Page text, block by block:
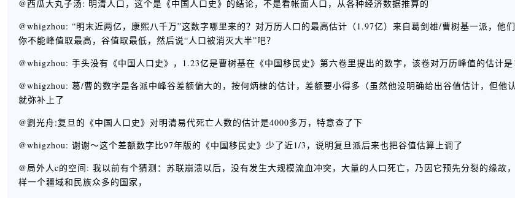
@西瓜大丸子汤: 明清人口，这个是《中国人口史》的结论，不是看帐面人口，从各种经济数据推算的
@whigzhou: “明末近两亿，康熙八千万”这数字哪里来的？对万历人口的最高估计（1.97亿）来自葛剑雄/曹树基一派，他
你不能峰值取最高，谷值取最低，然后说“人口被消灭大半”吧？
@whigzhou: 手头没有《中国人口史》，1.23亿是曹树基在《中国移民史》第六卷里提出的数字，该卷对万历峰值的估计
@whigzhou: 葛/曹的数字是各派中峰谷差额偏大的，按何炳棣的估计，差额要小得多（虽然他没明确给出谷值估计，但他
就弥补上了
@劉光舟:复旦的《中国人口史》对明清易代死亡人数的估计是4000多万，特意查了下
@whigzhou: 谢谢～这个差额数字比97年版的《中国移民史》少了近1/3，说明复旦派后来也把谷值估算上调了
@局外人c的空间: 我以前有个猜测：苏联崩溃以后，没有发生大规模流血冲突，大量的人口死亡，乃因它预先分裂的缘故
样一个疆域和民族众多的国家，